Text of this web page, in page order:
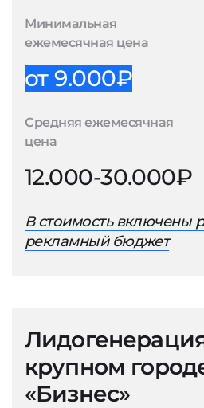
Минимальная
ежемесячная цена
от 9.000₽
Средняя ежемесячная
цена
12.000-30.000₽
В стоимость включены
рекламный бюджет
крупном
«Бизнес»